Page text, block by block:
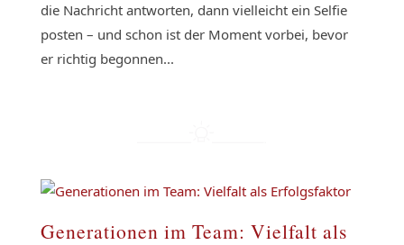
die Nachricht antworten, dann vielleicht ein Selfie
posten – und schon ist der Moment vorbei, bevor
er richtig begonnen...
Generationen im Team: Vielfalt als